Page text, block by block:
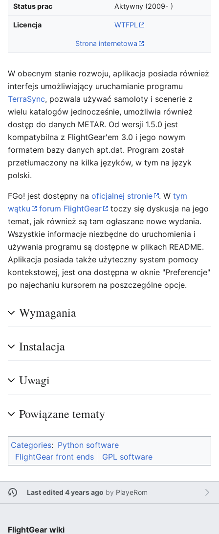
Status prac Aktywny (2009- )
Licencja WTFPL
Strona internetowa
W obecnym stanie rozwoju, aplikacja posiada również
interfejs umożliwiający uruchamianie programu
TerraSync, pozwala używać samoloty i scenerie z
wielu katalogów jednocześnie, umożliwia również
dostęp do danych METAR. Od wersji 1.5.0 jest
kompatybilna z FlightGear'em 3.0 i jego nowym
formatem bazy danych apt.dat. Program został
przetłumaczony na kilka języków, w tym na język
polski.
FGo! jest dostępny na oficjalnej stronie . W tym
wątku
forum FlightGear
toczy się dyskusja na jego
temat, jak również są tam ogłaszane nowe wydania.
Wszystkie informacje niezbędne do uruchomienia i
używania programu są dostępne w plikach README.
Aplikacja posiada także użyteczny system pomocy
kontekstowej, jest ona dostępna w oknie "Preferencje"
po najechaniu kursorem na poszczególne opcje.
Wymagania
Instalacja
Uwagi
Powiązane tematy
Categories: Python software
FlightGear front ends
GPL software
Last edited 4 years ago by PlayeRom
FlightGear wiki